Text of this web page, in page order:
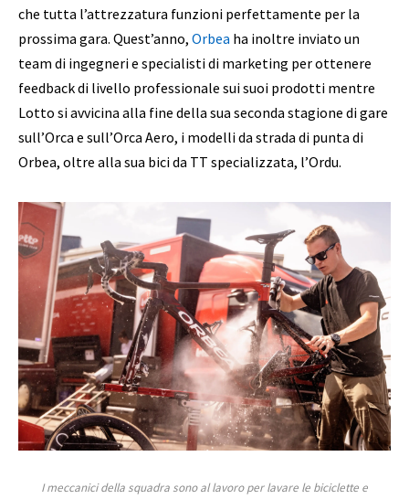
che tutta l’attrezzatura funzioni perfettamente per la
prossima gara. Quest’anno, Orbea ha inoltre inviato un
team di ingegneri e specialisti di marketing per ottenere
feedback di livello professionale sui suoi prodotti mentre
Lotto si avvicina alla fine della sua seconda stagione di gare
sull’Orca e sull’Orca Aero, i modelli da strada di punta di
Orbea, oltre alla sua bici da TT specializzata, l’Ordu.
I meccanici della squadra sono al lavoro per lavare le biciclette e